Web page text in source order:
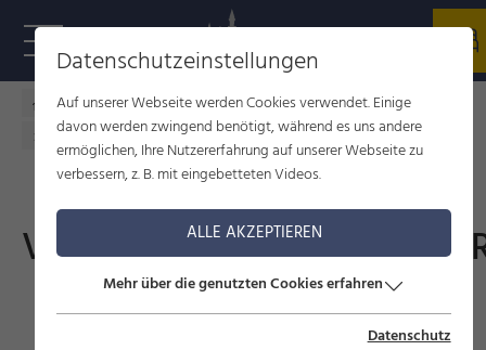
Füssen im Allgäu Kultur
Veranstaltungen
Veranstaltungskalender
Events, Führungen und
Datenschutzeinstellungen
Auf unserer Webseite werden Cookies verwendet. Einige
davon werden zwingend benötigt, während es uns andere
ermöglichen, Ihre Nutzererfahrung auf unserer Webseite zu
verbessern, z. B. mit eingebetteten Videos.
ALLE AKZEPTIEREN
Mehr über die genutzten Cookies erfahren
Datenschutz